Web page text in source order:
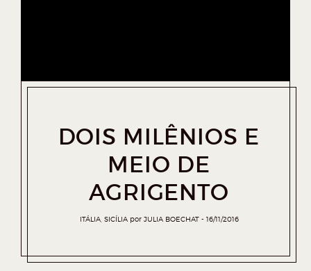
DOIS MILÊNIOS E
MEIO DE
AGRIGENTO
ITÁLIA, SICÍLIA por JULIA BOECHAT 16/11/2016